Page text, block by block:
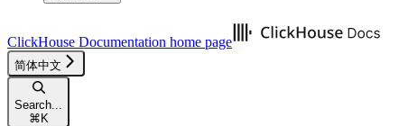
ClickHouse Documentation home page
简体中文
Search...
⌘ K